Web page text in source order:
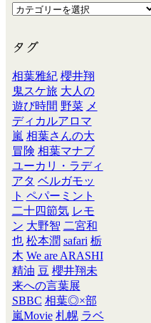
タグ
相葉雅紀 櫻井翔
鬼スケ旅 大人の
遊び時間 野菜 メ
ディカルアロマ
嵐 相葉さんの大
冒険 相葉マナブ
ユーカリ・ラディ
アタ ベルガモッ
ト ペパーミント
二十四節気 レモ
ン 大野智 二宮和
也 松本潤 safari 栃
木 We are ARASHI
精油 豆 櫻井翔未
来への言葉展
SBBC 相葉◎×部
嵐Movie 札幌 ラベ